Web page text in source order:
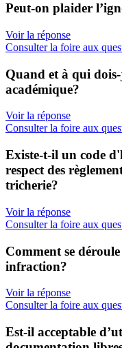
Peut-on plaider
Voir la réponse
Consulter la foire aux
Quand et à qui
académique?
Voir la réponse
Consulter la foire aux
Existe-t-il un code
respect des
tricherie?
Voir la réponse
Consulter la foire aux
Comment se
infraction?
Voir la réponse
Consulter la foire aux
Est-il acceptable